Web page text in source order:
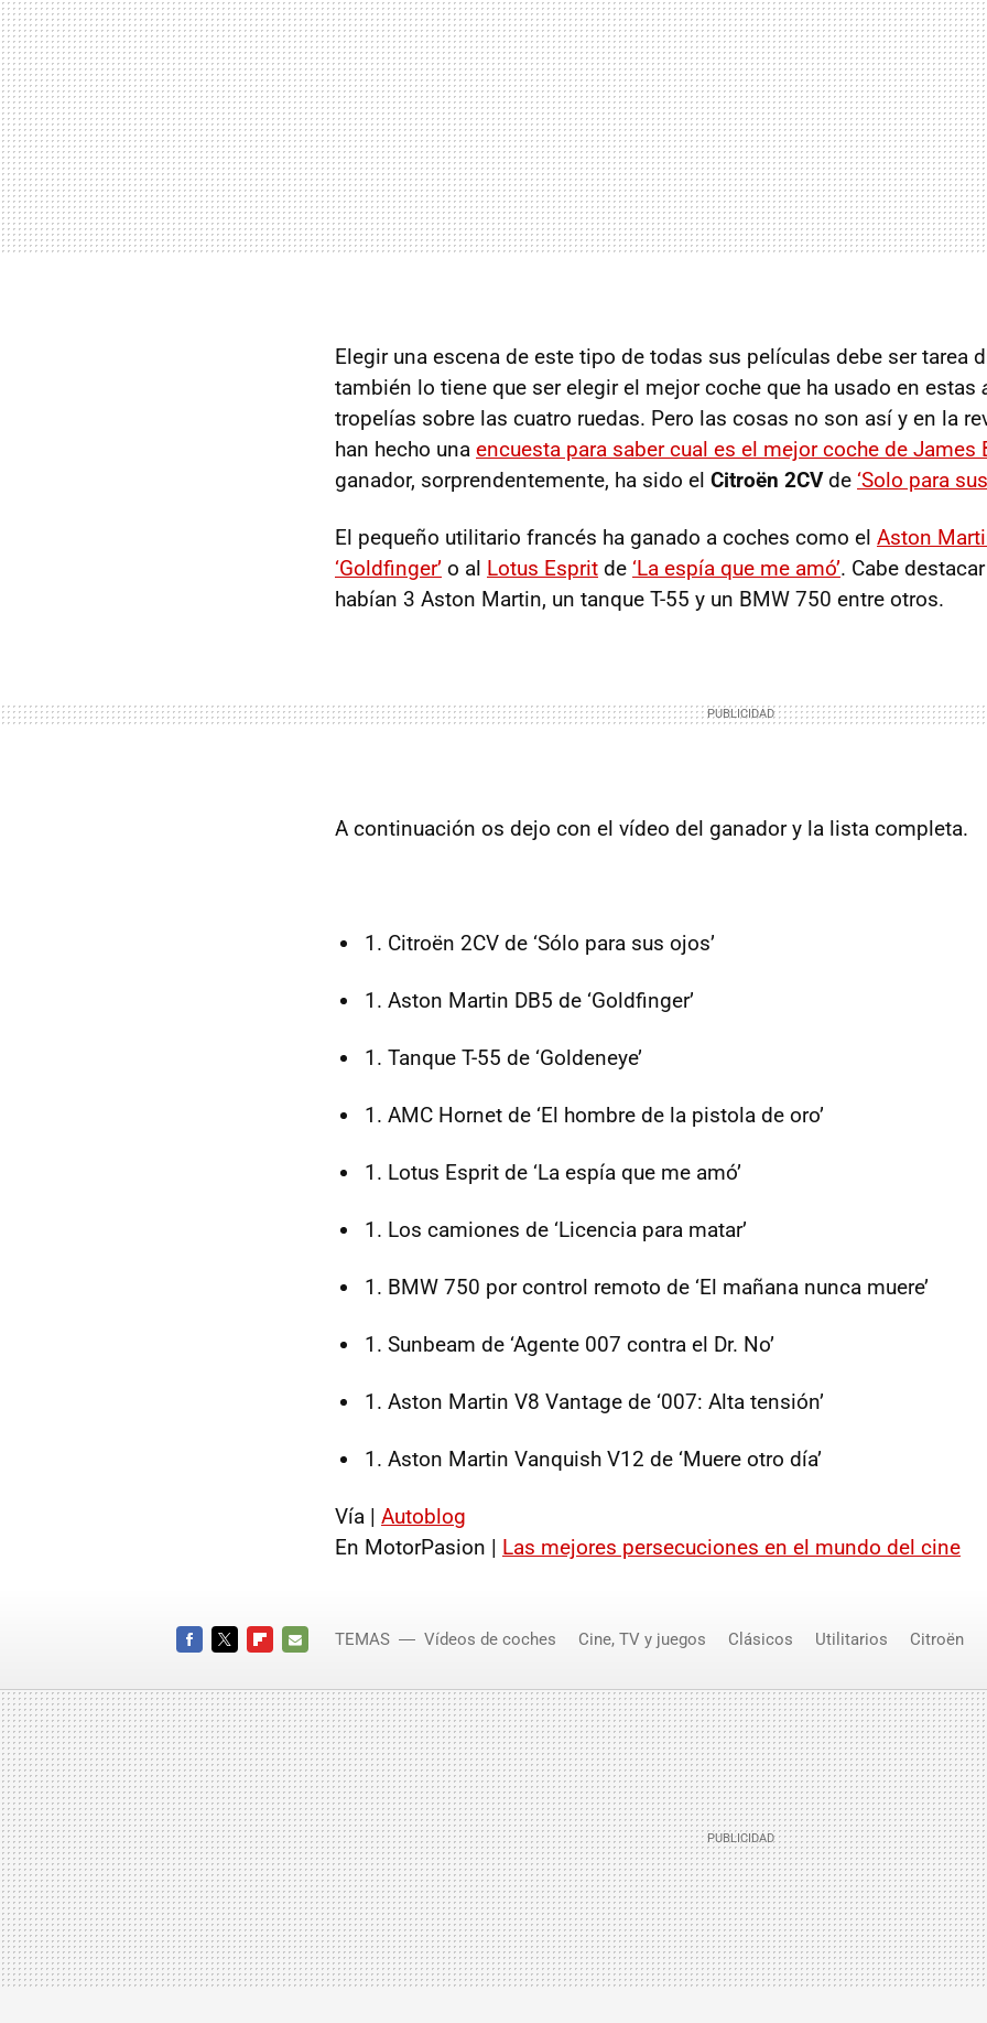
Elegir una escena de este tipo de todas sus películas debe ser tarea
también lo tiene que ser elegir el mejor coche que ha usado en estas
tropelías sobre las cuatro ruedas. Pero las cosas no son así y en la
han hecho una encuesta para saber cual es el mejor coche de James
ganador, sorprendentemente, ha sido el Citroën 2CVde ‘Solo para
El pequeño utilitario francés ha ganado a coches como el Aston
‘Goldfinger’ o al Lotus Esprit de ‘La espía que me amó’. Cabe
habían 3 Aston Martin, un tanque T-55 y un BMW 750 entre otros.
A continuación os dejo con el vídeo del ganador y la lista completa.
Citroën 2CV de ‘Sólo para sus ojos’
Aston Martin DB5 de ‘Goldfinger’
Tanque T-55 de ‘Goldeneye’
AMC Hornet de ‘El hombre de la pistola de oro’
Lotus Esprit de ‘La espía que me amó’
Los camiones de ‘Licencia para matar’
BMW 750 por control remoto de ‘El mañana nunca muere’
Sunbeam de ‘Agente 007 contra el Dr. No’
Aston Martin V8 Vantage de ‘007: Alta tensión’
Aston Martin Vanquish V12 de ‘Muere otro día’
Vía | Autoblog
En MotorPasion | Las mejores persecuciones en el mundo del cine
MAIL
TEMAS Vídeos de coches Cine, TV y juegos Clásicos Utilitarios Citroën